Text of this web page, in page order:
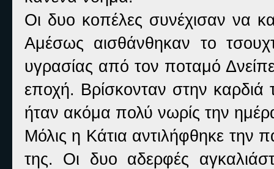
Οι δυο κοπέλες συνέχισαν να
Αμέσως αισθάνθηκαν το
υγρασίας από τον ποταμό
εποχή. Βρίσκονταν στην
ήταν ακόμα πολύ νωρίς την
Μόλις η Κάτια αντιλήφθηκε την
της. Οι δυο αδερφές